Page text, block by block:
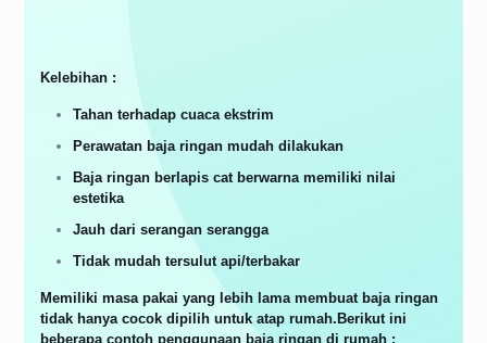
Kelebihan :
Tahan terhadap cuaca ekstrim
Perawatan baja ringan mudah dilakukan
Baja ringan berlapis cat berwarna memiliki nilai
estetika
Jauh dari serangan serangga
Tidak mudah tersulut api/terbakar
Memiliki masa pakai yang lebih lama membuat baja ringan
tidak hanya cocok dipilih untuk atap rumah.Berikut ini
beberapa contoh penggunaan baja ringan di rumah :